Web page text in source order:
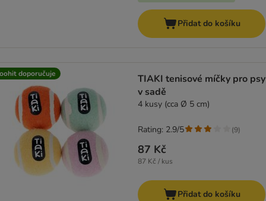
Přidat do košíku
doporučuje
TIAKI tenisové míčky pro psy
v sadě
4 kusy (cca Ø 5 cm)
87 Kč
87 Kč / kus
Rating: 2.9/5 (9)
Přidat do košíku